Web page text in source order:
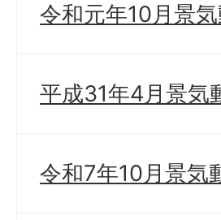
令和元年10月景
平成31年4月景気
令和7年10月景気